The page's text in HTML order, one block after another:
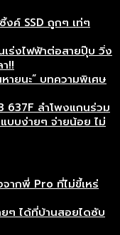
ค์ SSD ถูกๆ เท่ๆ
เร่งไฟฟ้าต่อสายปุ๊บ วิ่ง
!!
ายนะ” บทความพิเศษ
637F ลำโพงแกนร่วม
บบง่ายๆ จ่ายน้อย ไม่
ากพี่ Pro ที่ไม่ขี้เหร่
ๆ ได้ที่บ้านสอยไดซับ